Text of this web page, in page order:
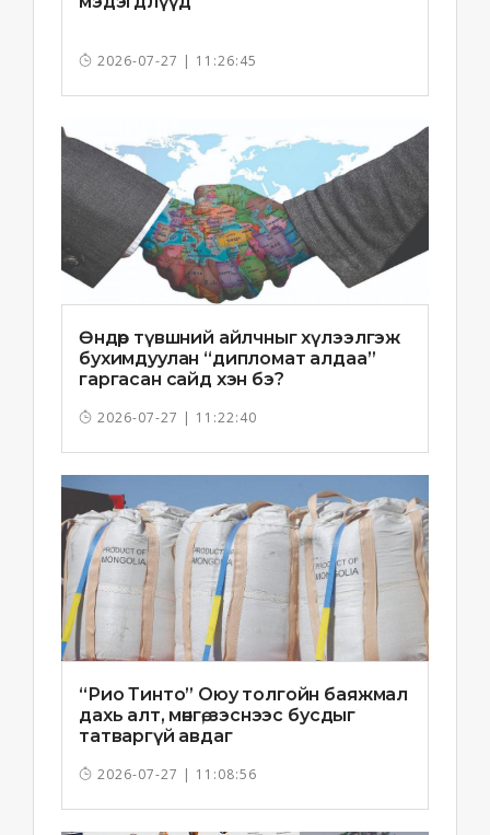
2026-07-27 | 11:26:45
Өндөр түвшний айлчныг хүлээлгэж
бухимдуулан “дипломат алдаа”
гаргасан сайд хэн бэ?
2026-07-27 | 11:22:40
“Рио Тинто” Оюу толгойн баяжмал
дахь алт, мөнгө, зэснээс бусдыг
татваргүй авдаг
2026-07-27 | 11:08:56